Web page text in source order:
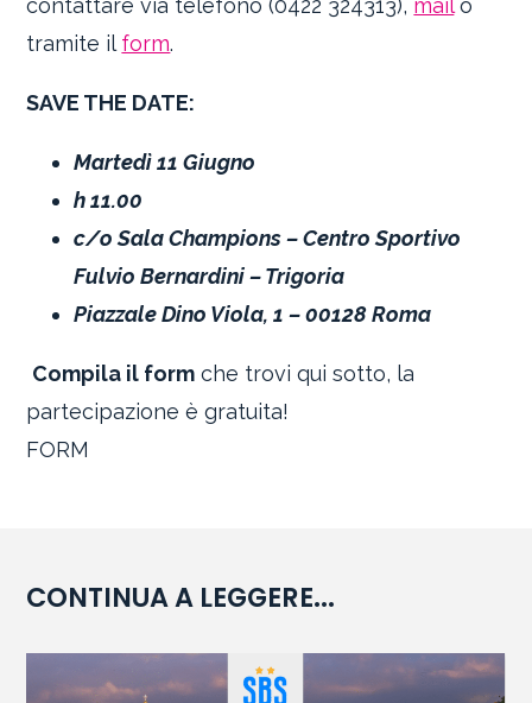
contattare via telefono (0422 324313), mailo
tramite il form.
SAVE THE DATE:
Martedì 11 Giugno
h 11.00
c/o Sala Champions – Centro Sportivo
Fulvio Bernardini – Trigoria
Piazzale Dino Viola, 1 – 00128 Roma
Compila il form che trovi qui sotto, la
partecipazione è gratuita!
FORM
CONTINUA A LEGGERE...